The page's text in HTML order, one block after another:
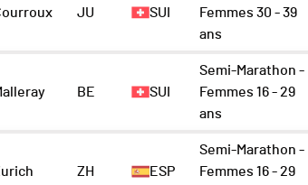
JU SUI
Femmes 30 - 39
ans
BE SUI
Semi-Marathon -
Femmes 16 - 29
ans
ZH ESP
Semi-Marathon -
Femmes 16 - 29